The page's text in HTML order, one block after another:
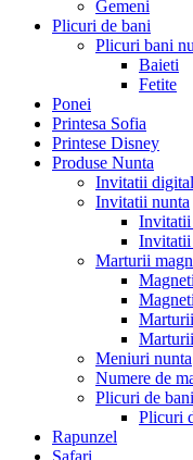
Gemeni
Plicuri de bani
Plicuri bani
Baieti
Fetite
Ponei
Printesa Sofia
Printese Disney
Produse Nunta
Invitatii
Invitatii nunta
Invitatii
Invitatii
Marturii
Meniuri nunta
Numere de
Plicuri de
Plicuri
Rapunzel
Safari